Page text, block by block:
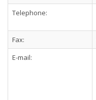
Telephone:
Fax:
E-mail: